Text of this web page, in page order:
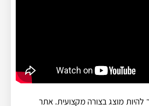
להיות מוצג בצורה מקצועית. אתר